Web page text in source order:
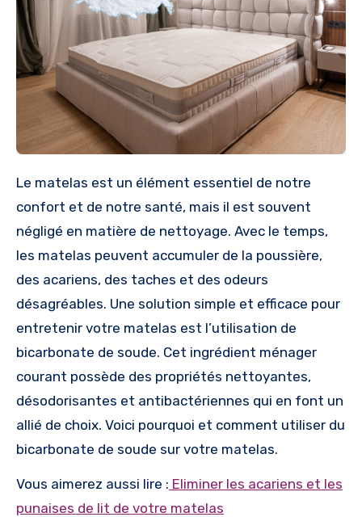
Le matelas est un élément essentiel de notre
confort et de notre santé, mais il est souvent
négligé en matière de nettoyage. Avec le temps,
les matelas peuvent accumuler de la poussière,
des acariens, des taches et des odeurs
désagréables. Une solution simple et efficace pour
entretenir votre matelas est l’utilisation de
bicarbonate de soude. Cet ingrédient ménager
courant possède des propriétés nettoyantes,
désodorisantes et antibactériennes qui en font un
allié de choix. Voici pourquoi et comment utiliser du
bicarbonate de soude sur votre matelas.
Vous aimerez aussi lire : Eliminer les acariens et les
punaises de lit de votre matelas